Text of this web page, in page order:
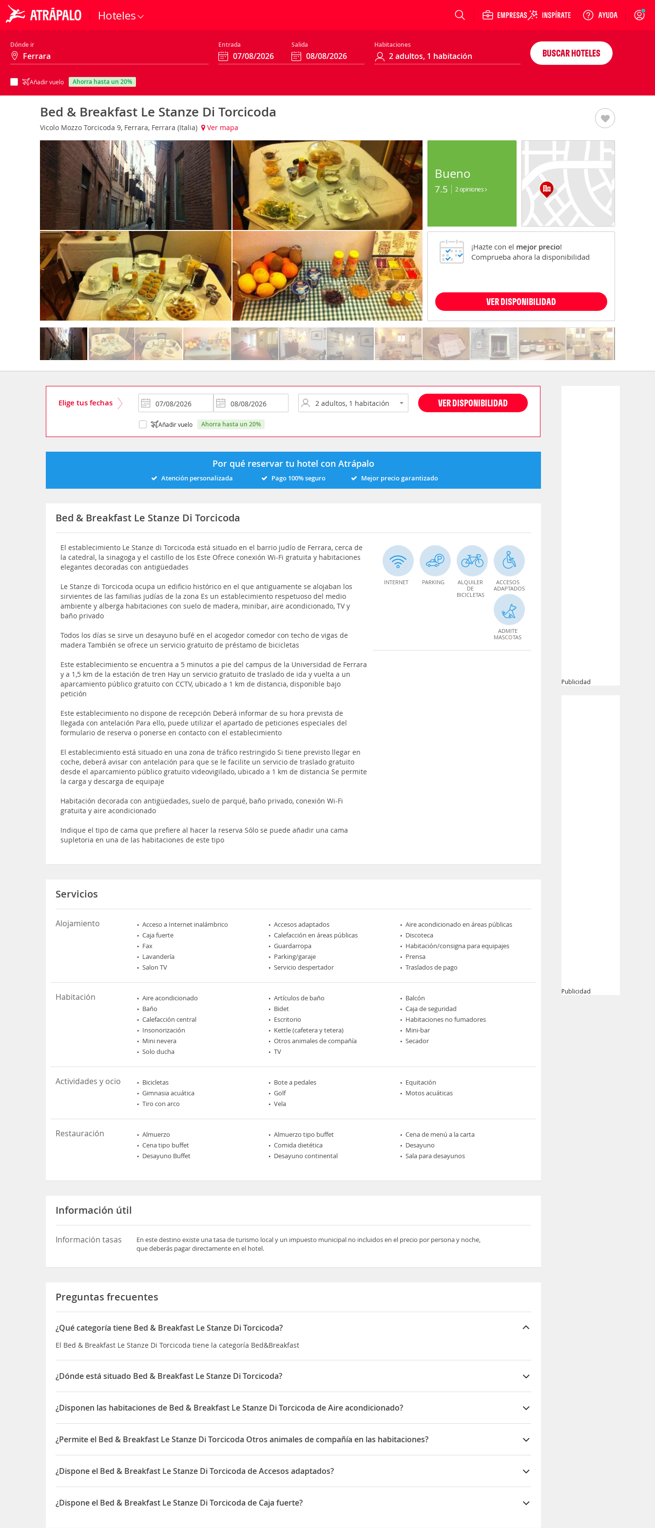
Hoteles Login
Dónde ir Entrada Salida Habitaciones
Añadir vuelo ahorra hasta un 20%
BUSCAR HOTELES
Bed & Breakfast Le Stanze Di Torcicoda
Vicolo Mozzo Torcicoda 9, Ferrara, Ferrara (Italia) Ver mapa
Bueno
7.5 2 opiniones
¡Hazte con el mejor precio!
Comprueba ahora la disponibilidad
VER DISPONIBILIDAD
Elige tus fechas VER DISPONIBILIDAD
Añadir vuelo ahorra hasta un 20%
Por qué reservar tu hotel con Atrápalo
Atención personalizada Pago 100% seguro Mejor precio garantizado
Bed & Breakfast Le Stanze Di Torcicoda
El establecimiento Le Stanze di Torcicoda está situado en el barrio judío de Ferrara, cerca de
la catedral, la sinagoga y el castillo de los Este Ofrece conexión Wi-Fi gratuita y habitaciones
elegantes decoradas con antigüedades
Le Stanze di Torcicoda ocupa un edificio histórico en el que antiguamente se alojaban los
sirvientes de las familias judías de la zona Es un establecimiento respetuoso del medio
ambiente y alberga habitaciones con suelo de madera, minibar, aire acondicionado, TV y
baño privado
Todos los días se sirve un desayuno bufé en el acogedor comedor con techo de vigas de
madera También se ofrece un servicio gratuito de préstamo de bicicletas
Este establecimiento se encuentra a 5 minutos a pie del campus de la Universidad de Ferrara
y a 1,5 km de la estación de tren Hay un servicio gratuito de traslado de ida y vuelta a un
aparcamiento público gratuito con CCTV, ubicado a 1 km de distancia, disponible bajo
petición
Este establecimiento no dispone de recepción Deberá informar de su hora prevista de
llegada con antelación Para ello, puede utilizar el apartado de peticiones especiales del
formulario de reserva o ponerse en contacto con el establecimiento
El establecimiento está situado en una zona de tráfico restringido Si tiene previsto llegar en
coche, deberá avisar con antelación para que se le facilite un servicio de traslado gratuito
desde el aparcamiento público gratuito videovigilado, ubicado a 1 km de distancia Se permite
la carga y descarga de equipaje
Habitación decorada con antigüedades, suelo de parqué, baño privado, conexión Wi-Fi
gratuita y aire acondicionado
Indique el tipo de cama que prefiere al hacer la reserva Sólo se puede añadir una cama
supletoria en una de las habitaciones de este tipo
INTERNET PARKING
ALQUILER
DE
BICICLETAS
ACCESOS
ADAPTADOS
ADMITE
MASCOTAS
Servicios
Alojamiento Acceso a Internet inalámbrico Accesos adaptados
Aire acondicionado en áreas públicas
Caja fuerte
Calefacción en áreas públicas
Discoteca
Fax
Guardarropa
Habitación/consigna para equipajes
Lavandería
Parking/garaje
Prensa
Salon TV
Servicio despertador Traslados de pago
Habitación Aire acondicionado Artículos de baño
Balcón
Baño
Bidet
Caja de seguridad
Calefacción central
Escritorio
Habitaciones no fumadores
Insonorización
Kettle (cafetera y tetera)
Mini-bar
Mini nevera
Otros animales de compañía
Secador
Solo ducha
TV
Actividades y ocio Bicicletas Bote a pedales
Equitación
Gimnasia acuática
Golf
Motos acuáticas
Tiro con arco
Vela
Restauración Almuerzo Almuerzo tipo buffet
Cena de menú a la carta
Cena tipo buffet
Comida dietética
Desayuno
Desayuno Buffet
Desayuno continental Sala para desayunos
Información útil
Información tasas
En este destino existe una tasa de turismo local y un impuesto municipal no incluidos en el precio por persona y noche,
que deberás pagar directamente en el hotel.
Preguntas frecuentes
¿Qué categoría tiene Bed & Breakfast Le Stanze Di Torcicoda?
El Bed & Breakfast Le Stanze Di Torcicoda tiene la categoría Bed&Breakfast
¿Dónde está situado Bed & Breakfast Le Stanze Di Torcicoda?
El Bed & Breakfast Le Stanze Di Torcicoda está situado en Vicolo Mozzo Torcicoda 9
¿Disponen las habitaciones de Bed & Breakfast Le Stanze Di Torcicoda de Aire acondicionado?
Sí, las habitaciones del Bed & Breakfast Le Stanze Di Torcicoda disponen de Aire acondicionado
¿Permite el Bed & Breakfast Le Stanze Di Torcicoda Otros animales de compañía en las habitaciones?
Sí, el Bed & Breakfast Le Stanze Di Torcicoda permite Otros animales de compañía en las habitaciones
¿Dispone el Bed & Breakfast Le Stanze Di Torcicoda de Accesos adaptados?
Sí, el Bed & Breakfast Le Stanze Di Torcicoda dispone de Accesos adaptados
¿Dispone el Bed & Breakfast Le Stanze Di Torcicoda de Caja fuerte?
Publicidad
Publicidad